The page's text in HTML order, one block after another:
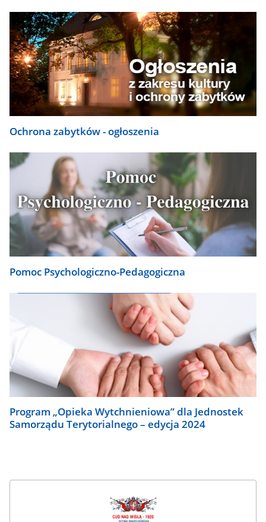
Ochrona zabytków - ogłoszenia
Pomoc Psychologiczno-Pedagogiczna
Program „Opieka Wytchnieniowa” dla Jednostek
Samorządu Terytorialnego – edycja 2024